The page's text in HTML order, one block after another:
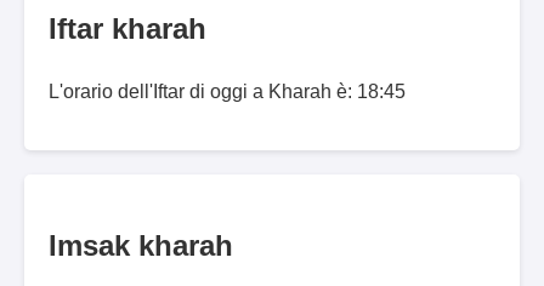
Iftar kharah
L'orario dell'Iftar di oggi a Kharah è: 18:45
Imsak kharah